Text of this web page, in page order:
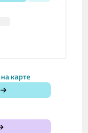
на карте